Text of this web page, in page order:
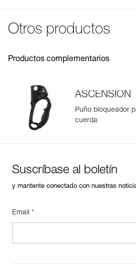
la longitud del pedal.
Gestión y control simplificados de
Importe y exporte de forma sencilla
Consulte el historial de un producto
Más información
Otros productos
Productos complementarios
ASCENSION
Puño bloqueador
cuerda
Suscríbase al boletín
y mantente conectado con nuestras
Email *